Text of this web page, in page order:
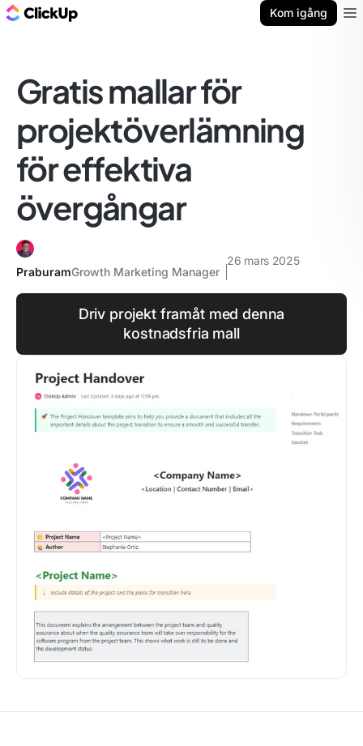
Kom igång
Gratis mallar för
projektöverlämning
för effektiva
övergångar
PraburamGrowth Marketing Manager
26 mars 2025
Driv projekt framåt med denna
kostnadsfria mall